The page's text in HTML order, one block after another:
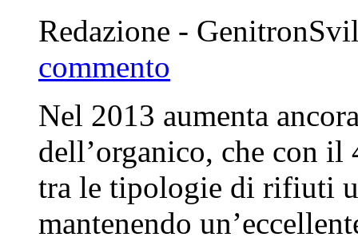
Redazione -
commento
Nel 2013 aumenta
dell’organico, che con
tra le tipologie di rifiuti
mantenendo